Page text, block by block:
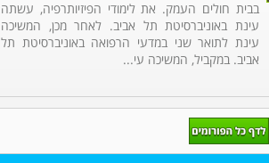
בבית חולים העמק. את לימודי הפיזיותרפיה, עשתה
עינת באוניברסיטת תל אביב. לאחר מכן, המשיכה
עינת לתואר שני במדעי הרפואה באוניברסיטת תל
אביב. במקביל, המשיכה עי...